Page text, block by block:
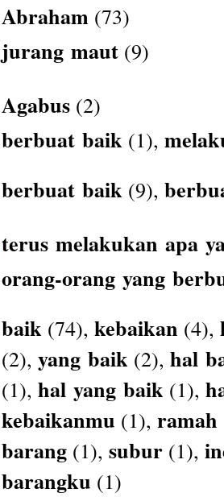
Abraham (73)
jurang maut (9)
Agabus (2)
berbuat baik (1),
berbuat baik (9),
terus melakukan apa
orang-orang yang
baik (74), kebaikan (4),
(2), yang baik (2), hal
(1), hal yang baik (1),
kebaikanmu (1), ramah
barang (1), subur (1),
barangku (1)